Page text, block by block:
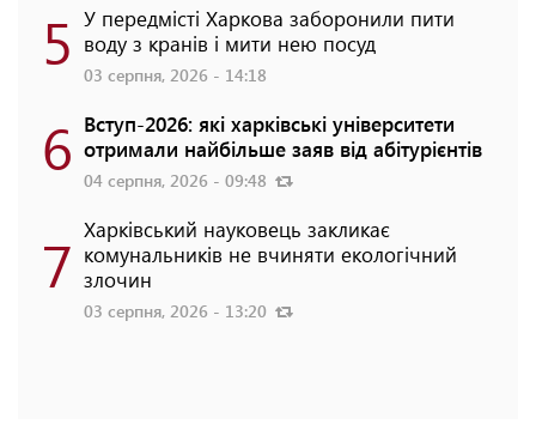
5 У передмісті Харкова заборонили пити
воду з кранів і мити нею посуд
03 серпня, 2026 - 14:18
6 Вступ-2026: які харківські університети
отримали найбільше заяв від абітурієнтів
04 серпня, 2026 - 09:48
7 Харківський науковець закликає
комунальників не вчиняти екологічний
злочин
03 серпня, 2026 - 13:20